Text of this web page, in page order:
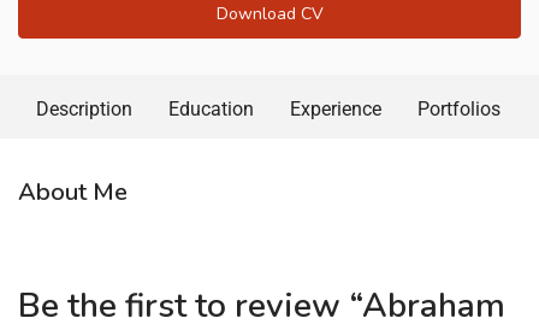
Download CV
Description Education Experience Portfolios
About Me
Be the first to review “Abraham